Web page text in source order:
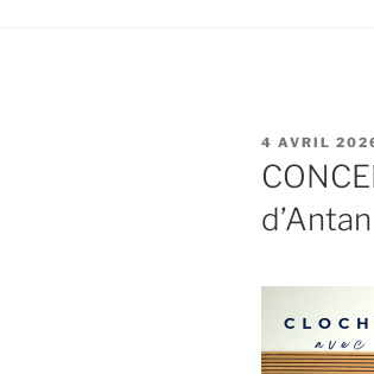
PUBLIÉ
LE
4 AVRIL
d’Antan